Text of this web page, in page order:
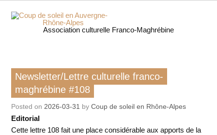
Skip
content
Coup
Association culturelle Franco-Maghrébine
Lettre culturelle franco-maghrébine
Newsletter/Lettre culturelle franco-
maghrébine #108
Posted on 2026-03-31 by Coup de soleil en Rhône-Alpes
Editorial
Cette lettre 108 fait une place considérable aux apports de la